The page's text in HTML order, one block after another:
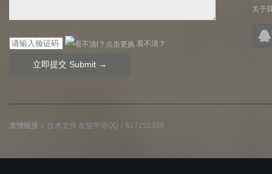
看不清？
关于
友情链接： 技术支持 友链申请QQ：617252359